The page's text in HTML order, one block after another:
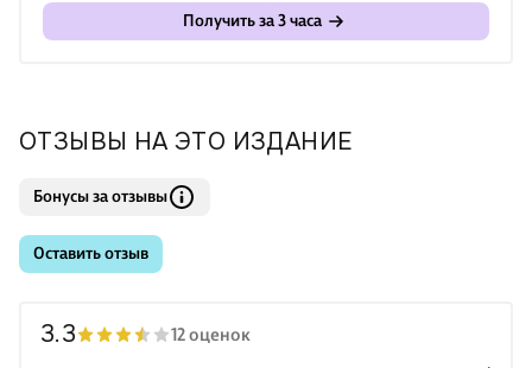
Получить за 3 часа
ОТЗЫВЫ НА ЭТО ИЗДАНИЕ
Бонусы за отзывы
Оставить отзыв
3.3 12 оценок